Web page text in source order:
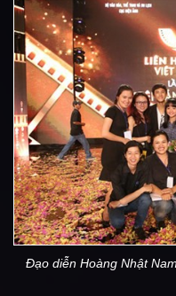
Đạo diễn Hoàng Nhật